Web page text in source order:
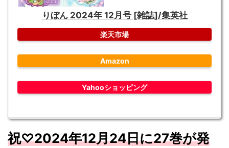
りぼん 2024年 12月号 [雑誌]/集英社
楽天市場
Amazon
Yahooショッピング
祝♡2024年12月24日に27巻が発